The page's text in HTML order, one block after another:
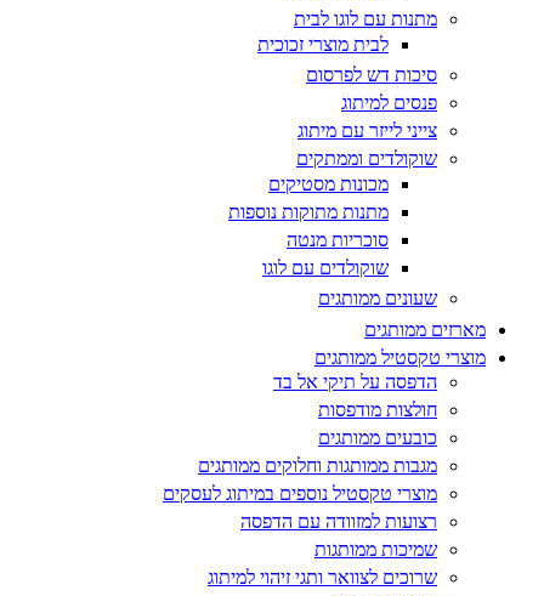
מתנות עם לוגו לבית
לבית מוצרי זכוכית
סיכות דש לפרסום
פנסים למיתוג
צייני לייזר עם מיתוג
שוקולדים וממתקים
מכונות מסטיקים
מתנות מתוקות נוספות
סוכריות מנטה
שוקולדים עם לוגו
שעונים ממותגים
מארזים ממותגים
מוצרי טקסטיל ממותגים
הדפסה על תיקי אל בד
חולצות מודפסות
כובעים ממותגים
מגבות ממותגות וחלוקים ממותגים
מוצרי טקסטיל נוספים במיתוג לעסקים
רצועות למזוודה עם הדפסה
שמיכות ממותגות
שרוכים לצוואר ותגי זיהוי למיתוג